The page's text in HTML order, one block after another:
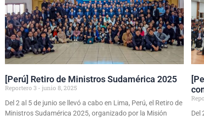
[Perú] Retiro de Ministros Sudamérica 2025​
Reportero 3
junio 8, 2025
Del 2 al 5 de junio se llevó a cabo en Lima, Perú, el Retiro de
Ministros Sudamérica 2025, organizado por la Misión
Del